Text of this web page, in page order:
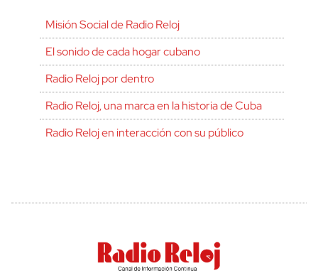
Misión Social de Radio Reloj
El sonido de cada hogar cubano
Radio Reloj por dentro
Radio Reloj, una marca en la historia de Cuba
Radio Reloj en interacción con su público